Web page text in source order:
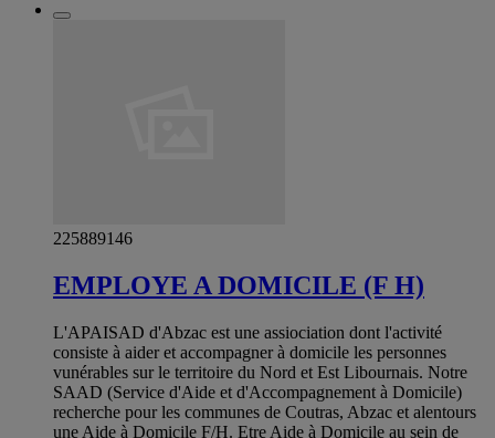
225889146
EMPLOYE A DOMICILE (F H)
L'APAISAD d'Abzac est une assiociation dont l'activité
consiste à aider et accompagner à domicile les personnes
vunérables sur le territoire du Nord et Est Libournais. Notre
SAAD (Service d'Aide et d'Accompagnement à Domicile)
recherche pour les communes de Coutras, Abzac et alentours
une Aide à Domicile F/H. Etre Aide à Domicile au sein de